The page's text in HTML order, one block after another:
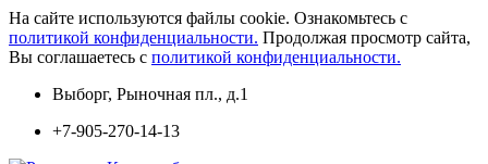
На сайте используются файлы cookie. Ознакомьтесь с
политикой конфиденциальности. Продолжая просмотр сайта,
Вы соглашаетесь с политикой конфиденциальности.
Выборг, Рыночная пл., д.1
+7-905-270-14-13